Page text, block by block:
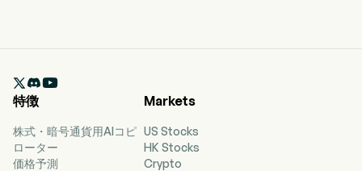

特徴
株式・暗号通貨用AIコピ
ローター
価格予測
Markets
US Stocks
HK Stocks
Crypto